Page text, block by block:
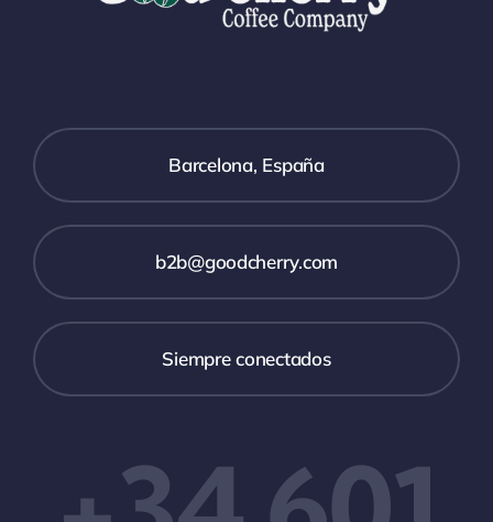
Barcelona, España
b2b@goodcherry.com
Siempre conectados